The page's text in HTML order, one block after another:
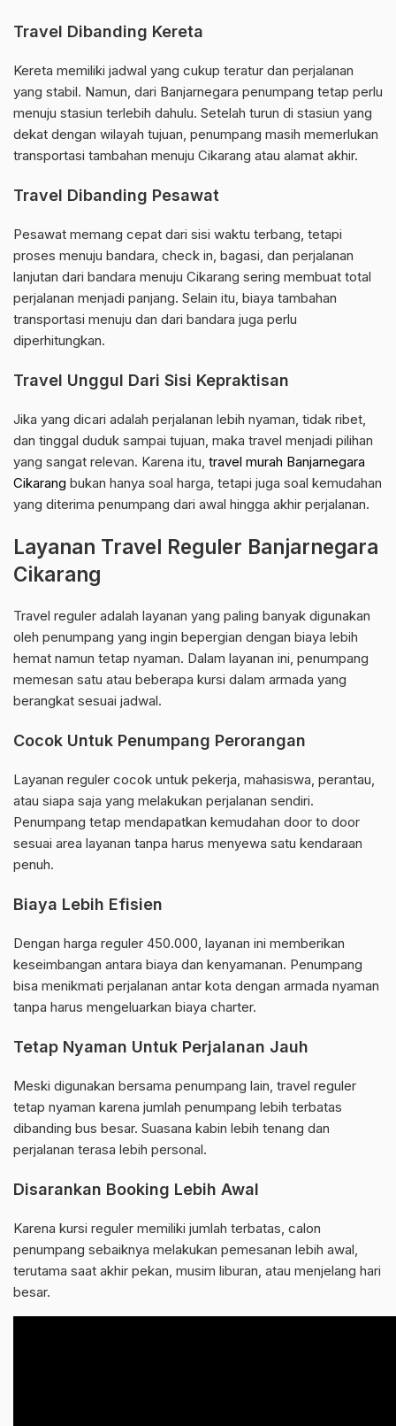
Travel Dibanding Kereta
Kereta memiliki jadwal yang cukup teratur dan perjalanan
yang stabil. Namun, dari Banjarnegara penumpang tetap perlu
menuju stasiun terlebih dahulu. Setelah turun di stasiun yang
dekat dengan wilayah tujuan, penumpang masih memerlukan
transportasi tambahan menuju Cikarang atau alamat akhir.
Travel Dibanding Pesawat
Pesawat memang cepat dari sisi waktu terbang, tetapi
proses menuju bandara, check in, bagasi, dan perjalanan
lanjutan dari bandara menuju Cikarang sering membuat total
perjalanan menjadi panjang. Selain itu, biaya tambahan
transportasi menuju dan dari bandara juga perlu
diperhitungkan.
Travel Unggul Dari Sisi Kepraktisan
Jika yang dicari adalah perjalanan lebih nyaman, tidak ribet,
dan tinggal duduk sampai tujuan, maka travel menjadi pilihan
yang sangat relevan. Karena itu, travel murah Banjarnegara
Cikarang bukan hanya soal harga, tetapi juga soal kemudahan
yang diterima penumpang dari awal hingga akhir perjalanan.
Layanan Travel Reguler Banjarnegara
Cikarang
Travel reguler adalah layanan yang paling banyak digunakan
oleh penumpang yang ingin bepergian dengan biaya lebih
hemat namun tetap nyaman. Dalam layanan ini, penumpang
memesan satu atau beberapa kursi dalam armada yang
berangkat sesuai jadwal.
Cocok Untuk Penumpang Perorangan
Layanan reguler cocok untuk pekerja, mahasiswa, perantau,
atau siapa saja yang melakukan perjalanan sendiri.
Penumpang tetap mendapatkan kemudahan door to door
sesuai area layanan tanpa harus menyewa satu kendaraan
penuh.
Biaya Lebih Efisien
Dengan harga reguler 450.000, layanan ini memberikan
keseimbangan antara biaya dan kenyamanan. Penumpang
bisa menikmati perjalanan antar kota dengan armada nyaman
tanpa harus mengeluarkan biaya charter.
Tetap Nyaman Untuk Perjalanan Jauh
Meski digunakan bersama penumpang lain, travel reguler
tetap nyaman karena jumlah penumpang lebih terbatas
dibanding bus besar. Suasana kabin lebih tenang dan
perjalanan terasa lebih personal.
Disarankan Booking Lebih Awal
Karena kursi reguler memiliki jumlah terbatas, calon
penumpang sebaiknya melakukan pemesanan lebih awal,
terutama saat akhir pekan, musim liburan, atau menjelang hari
besar.